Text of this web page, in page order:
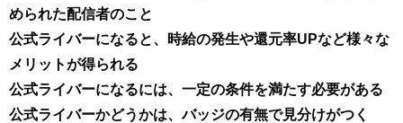
められた配信者のこと
公式ライバーになると、時給の発生や還元率UPなど様々な
メリットが得られる
公式ライバーになるには、一定の条件を満たす必要がある
公式ライバーかどうかは、バッジの有無で見分けがつく